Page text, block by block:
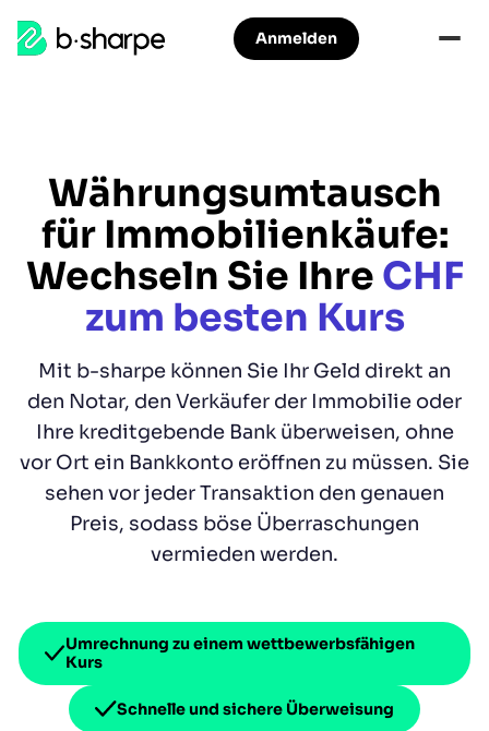
Zur
Zum
b-
sharpe
Anmelden
Währungsumtausch
für Immobilienkäufe:
Wechseln Sie Ihre CHF
zum besten Kurs
Mit b-sharpe können Sie Ihr Geld direkt an
den Notar, den Verkäufer der Immobilie oder
Ihre kreditgebende Bank überweisen, ohne
vor Ort ein Bankkonto eröffnen zu müssen. Sie
sehen vor jeder Transaktion den genauen
Preis, sodass böse Überraschungen
vermieden werden.
Umrechnung zu einem wettbewerbsfähigen
Kurs
Schnelle und sichere Überweisung